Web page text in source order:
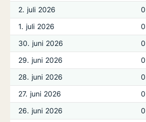
2. juli 2026
0
1. juli 2026
0
30. juni 2026
0
29. juni 2026
0
28. juni 2026
0
27. juni 2026
0
26. juni 2026
0